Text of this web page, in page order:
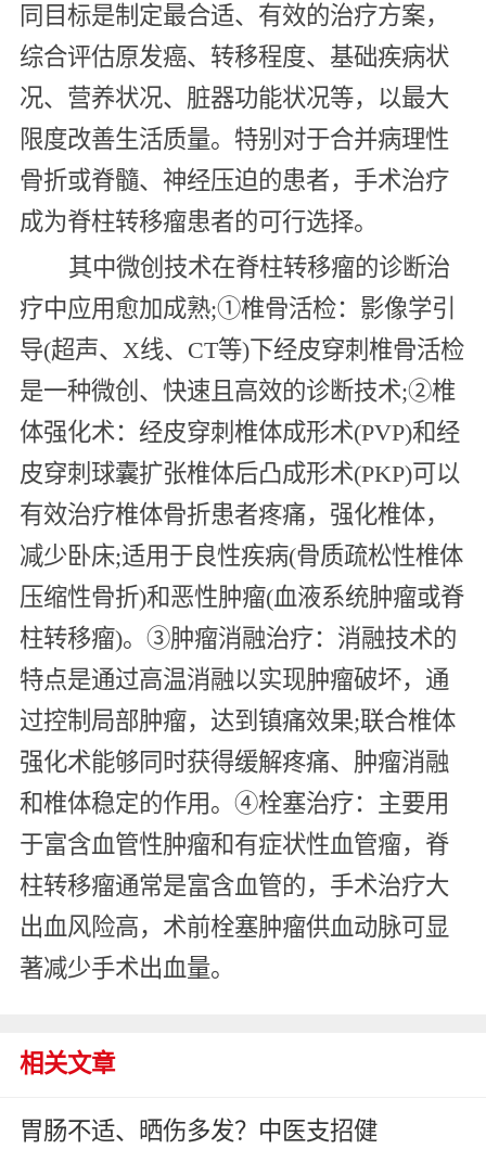
同目标是制定最合适、有效的治疗方案，
综合评估原发癌、转移程度、基础疾病状
况、营养状况、脏器功能状况等，以最大
限度改善生活质量。特别对于合并病理性
骨折或脊髓、神经压迫的患者，手术治疗
成为脊柱转移瘤患者的可行选择。
其中微创技术在脊柱转移瘤的诊断治
疗中应用愈加成熟;①椎骨活检：影像学引
导(超声、X线、CT等)下经皮穿刺椎骨活检
是一种微创、快速且高效的诊断技术;②椎
体强化术：经皮穿刺椎体成形术(PVP)和经
皮穿刺球囊扩张椎体后凸成形术(PKP)可以
有效治疗椎体骨折患者疼痛，强化椎体，
减少卧床;适用于良性疾病(骨质疏松性椎体
压缩性骨折)和恶性肿瘤(血液系统肿瘤或脊
柱转移瘤)。③肿瘤消融治疗：消融技术的
特点是通过高温消融以实现肿瘤破坏，通
过控制局部肿瘤，达到镇痛效果;联合椎体
强化术能够同时获得缓解疼痛、肿瘤消融
和椎体稳定的作用。④栓塞治疗：主要用
于富含血管性肿瘤和有症状性血管瘤，脊
柱转移瘤通常是富含血管的，手术治疗大
出血风险高，术前栓塞肿瘤供血动脉可显
著减少手术出血量。
相关文章
胃肠不适、晒伤多发？中医支招健